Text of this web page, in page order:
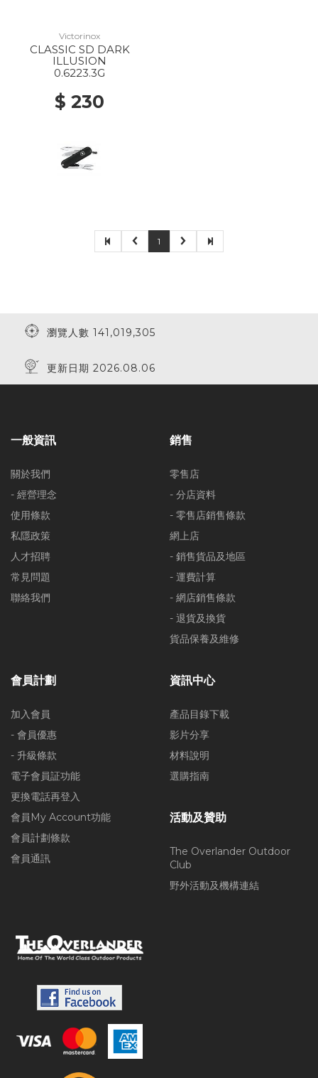
Victorinox
CLASSIC SD DARK
ILLUSION
0.6223.3G
$ 230
1
瀏覽人數 141,019,305
更新日期 2026.08.06
一般資訊
關於我們
- 經營理念
使用條款
私隱政策
人才招聘
常見問題
聯絡我們
銷售
零售店
- 分店資料
- 零售店銷售條款
網上店
- 銷售貨品及地區
- 運費計算
- 網店銷售條款
- 退貨及換貨
貨品保養及維修
會員計劃
加入會員
- 會員優惠
- 升級條款
電子會員証功能
更換電話再登入
會員My Account功能
會員計劃條款
會員通訊
資訊中心
產品目錄下載
影片分享
材料說明
選購指南
活動及贊助
The Overlander Outdoor
Club
野外活動及機構連結